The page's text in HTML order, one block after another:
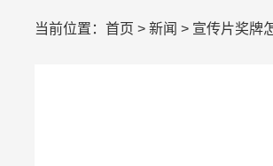
当前位置： 首页 > 新闻 > 宣传片奖牌